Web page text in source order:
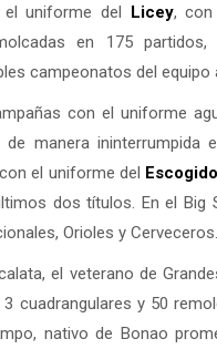
uniforme del Licey, con
en 175 partidos,
campeonatos del equipo
con el uniforme
de manera ininterrumpida
el uniforme del Escogido
dos títulos. En el Big
Orioles y Cerveceros.
el veterano de
cuadrangulares y 50
nativo de Bonao